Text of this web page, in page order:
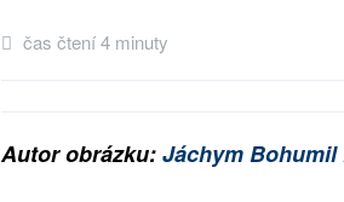
čas čtení 4 minuty
Autor obrázku:Jáchym Bohumil